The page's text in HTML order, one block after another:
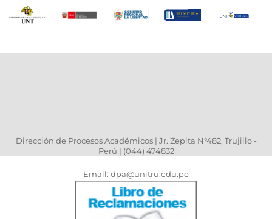
Dirección de Procesos Académicos | Jr. Zepita N°482, Trujillo -
Perú | (044) 474832
Email: dpa@unitru.edu.pe